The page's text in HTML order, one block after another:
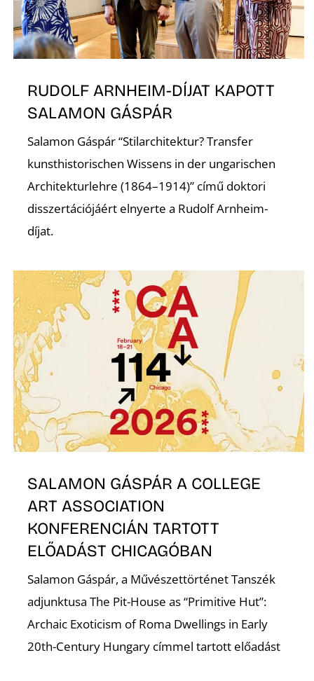
RUDOLF ARNHEIM-DÍJAT KAPOTT
SALAMON GÁSPÁR
Salamon Gáspár “Stilarchitektur? Transfer
kunsthistorischen Wissens in der ungarischen
Architekturlehre (1864–1914)” című doktori
disszertációjáért elnyerte a Rudolf Arnheim-
díjat.
SALAMON GÁSPÁR A COLLEGE
ART ASSOCIATION
KONFERENCIÁN TARTOTT
ELŐADÁST CHICAGÓBAN
Salamon Gáspár, a Művészettörténet Tanszék
adjunktusa The Pit-House as “Primitive Hut”:
Archaic Exoticism of Roma Dwellings in Early
20th-Century Hungary címmel tartott előadást